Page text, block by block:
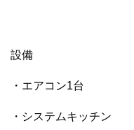
設備
・エアコン1台
・システムキッチン